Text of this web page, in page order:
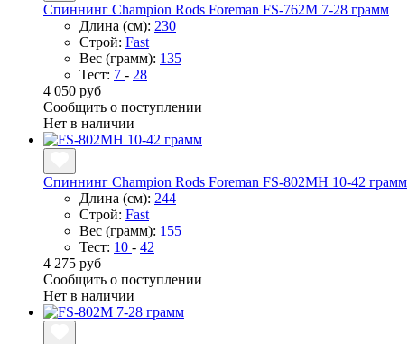
Спиннинг Champion Rods Foreman FS-762M 7-28 грамм
Длина (см): 230
Строй: Fast
Вес (грамм): 135
Тест: 7 - 28
4 050 руб
Сообщить о поступлении
Нет в наличии
Спиннинг Champion Rods Foreman FS-802MH 10-42 грамм
Длина (см): 244
Строй: Fast
Вес (грамм): 155
Тест: 10 - 42
4 275 руб
Сообщить о поступлении
Нет в наличии